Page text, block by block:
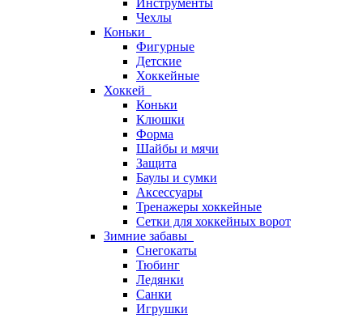
Инструменты
Чехлы
Коньки
Фигурные
Детские
Хоккейные
Хоккей
Коньки
Клюшки
Форма
Шайбы и мячи
Защита
Баулы и сумки
Аксессуары
Тренажеры хоккейные
Сетки для хоккейных ворот
Зимние забавы
Снегокаты
Тюбинг
Ледянки
Санки
Игрушки